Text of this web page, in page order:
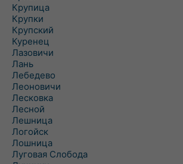
Крупица
Крупки
Крупский
Куренец
Лазовичи
Лань
Лебедево
Леоновичи
Лесковка
Лесной
Лешница
Логойск
Лошница
Луговая Слобода